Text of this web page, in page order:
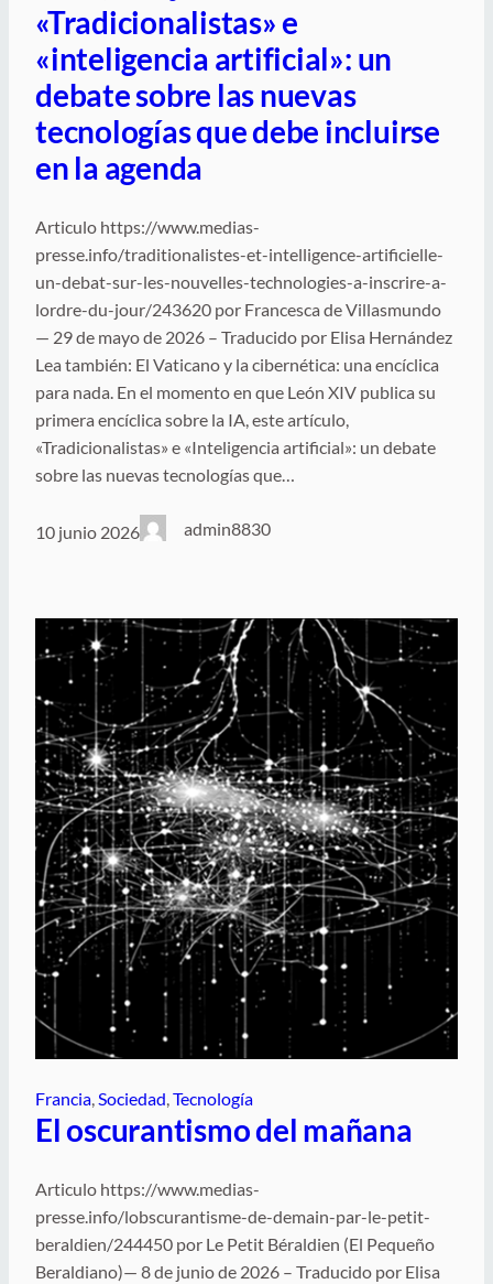
«Tradicionalistas» e
«inteligencia artificial»: un
debate sobre las nuevas
tecnologías que debe incluirse
en la agenda
Articulo https://www.medias-
presse.info/traditionalistes-et-intelligence-artificielle-
un-debat-sur-les-nouvelles-technologies-a-inscrire-a-
lordre-du-jour/243620 por Francesca de Villasmundo
— 29 de mayo de 2026 – Traducido por Elisa Hernández
Lea también: El Vaticano y la cibernética: una encíclica
para nada. En el momento en que León XIV publica su
primera encíclica sobre la IA, este artículo,
«Tradicionalistas» e «Inteligencia artificial»: un debate
sobre las nuevas tecnologías que…
10 junio 2026 admin8830
Francia Sociedad Tecnología
El oscurantismo del mañana
Articulo https://www.medias-
presse.info/lobscurantisme-de-demain-par-le-petit-
beraldien/244450 por Le Petit Béraldien (El Pequeño
Beraldiano)— 8 de junio de 2026 – Traducido por Elisa